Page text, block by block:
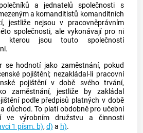
a jednatelů společnosti s
a komanditistů komanditních
jestliže nejsou v pracovněprávním
společnosti, ale vykonávají pro ni
kterou jsou touto společností
se hodnotí jako zaměstnání, pokud
pojištění; nezakládal-li pracovní
pojištění v době svého trvání,
zaměstnání, jestliže by zakládal
podle předpisů platných v době
důchod. To platí obdobně pro učební
ve výrobním družstvu a činnosti
1 písm. b),d) a h).